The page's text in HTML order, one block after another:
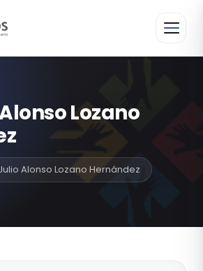
Lozano
Alonso Lozano Hernández